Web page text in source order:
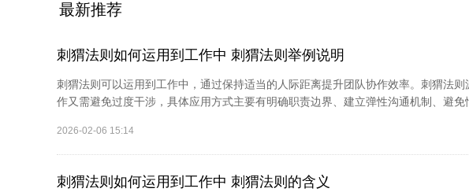
最新推荐
刺猬法则如何运用到工作中 刺猬法则举例说明
刺猬法则可以运用到工作中，通过保持适当的人际距离提升团队协作效率。刺猬法
作又需避免过度干涉，具体应用方式主要有明确职责边界、建立弹性沟通机制、避免
2026-02-06 15:14
刺猬法则如何运用到工作中 刺猬法则的含义